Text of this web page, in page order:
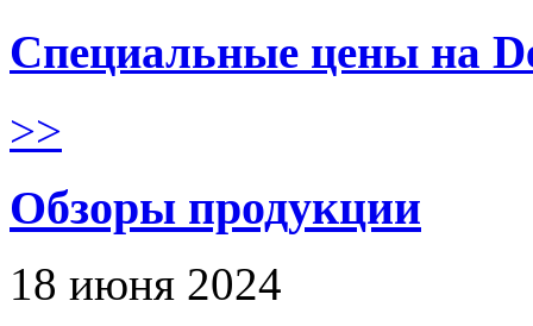
Специальные цены на
>>
Обзоры продукции
18 июня 2024